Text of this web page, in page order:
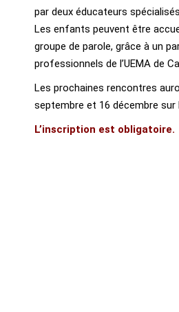
par deux éducateurs
Les enfants peuvent être
groupe de parole, grâce à un
professionnels de l’UEMA de
Les prochaines rencontres
septembre et 16 décembre sur
L’inscription est obligatoire.